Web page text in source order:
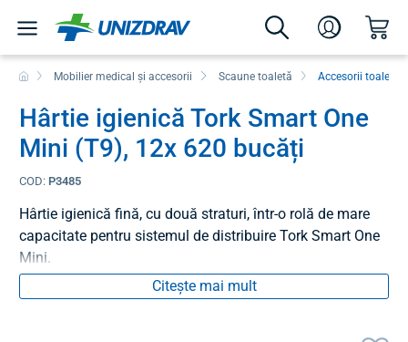
Mobilier medical și accesorii Scaune toaletă Accesorii toaletă
Hârtie igienică Tork Smart One
Mini (T9), 12x 620 bucăți
COD: P3485
Hârtie igienică fină, cu două straturi, într-o rolă de mare
capacitate pentru sistemul de distribuire Tork Smart One
Mini.
Citește mai mult